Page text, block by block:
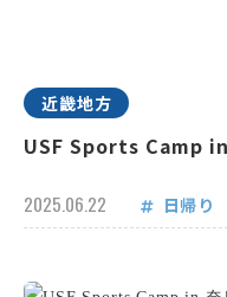
近畿地方
USF Sports Camp
2025.06.22 日帰り